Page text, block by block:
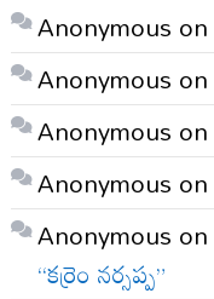
Anonymous on
Anonymous on
Anonymous on
Anonymous on
Anonymous on
“కర్రెం నర్సప్ప”